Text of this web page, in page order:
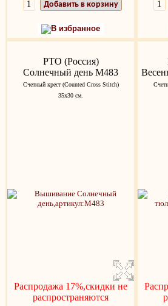
Добавить в корзину
В избранное
РТО (Россия)
Солнечный день M483
Счетный крест (Counted Cross Stitch)
35x30 см.
Распродажа 17%,скидки не
распространяются